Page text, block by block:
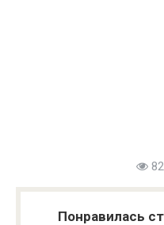
Понравилась